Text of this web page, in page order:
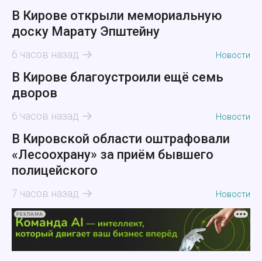
В Кирове открыли мемориальную
доску Марату Эпштейну
6 часов назад Новости
В Кирове благоустроили ещё семь
дворов
6 часов назад Новости
В Кировской области оштрафовали
«Лесоохрану» за приём бывшего
полицейского
7 часов назад Новости
РЕКЛАМА